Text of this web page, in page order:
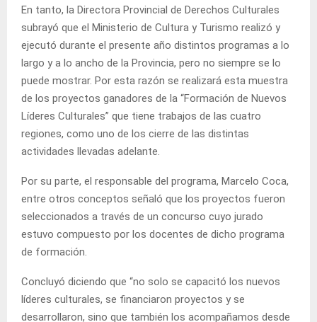
En tanto, la Directora Provincial de Derechos Culturales
subrayó que el Ministerio de Cultura y Turismo realizó y
ejecutó durante el presente año distintos programas a lo
largo y a lo ancho de la Provincia, pero no siempre se lo
puede mostrar. Por esta razón se realizará esta muestra
de los proyectos ganadores de la “Formación de Nuevos
Líderes Culturales” que tiene trabajos de las cuatro
regiones, como uno de los cierre de las distintas
actividades llevadas adelante.
Por su parte, el responsable del programa, Marcelo Coca,
entre otros conceptos señaló que los proyectos fueron
seleccionados a través de un concurso cuyo jurado
estuvo compuesto por los docentes de dicho programa
de formación.
Concluyó diciendo que “no solo se capacitó los nuevos
líderes culturales, se financiaron proyectos y se
desarrollaron, sino que también los acompañamos desde